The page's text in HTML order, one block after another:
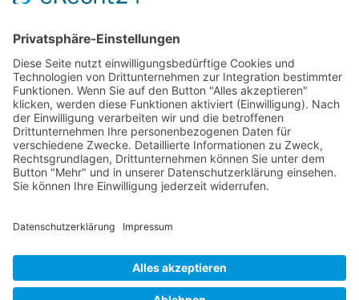
Wichtiges
Impressum
Datenschutz
Kooperation
Werbung
Presse- und Öffentlichkeitsarbeit
Aktuelles
Themenwelt
Geprüfter Franchisegeber